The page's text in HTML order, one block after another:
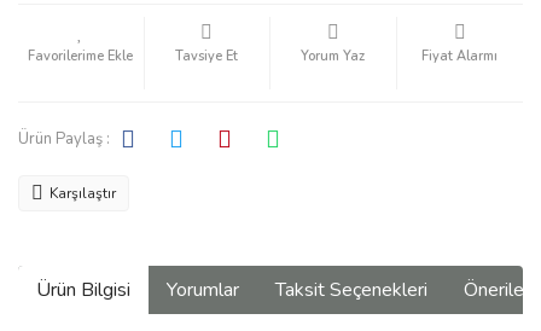
Tavsiye Et Yorum Yaz Fiyat Alarmı
Ürün Paylaş :
Karşılaştır
Ürün Bilgisi Yorumlar Taksit Seçenekleri